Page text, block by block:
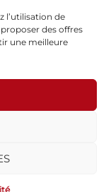
l’utilisation de
des offres
une meilleure
droits réservés.